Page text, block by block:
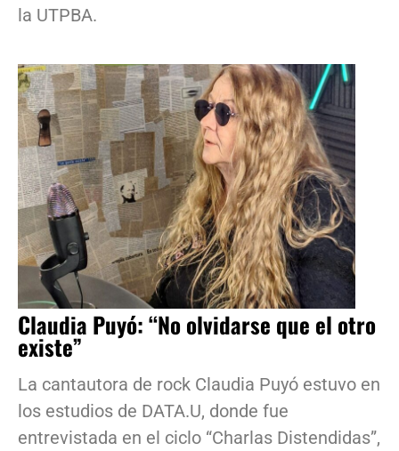
la UTPBA.
Claudia Puyó: “No olvidarse que el otro
existe”
La cantautora de rock Claudia Puyó estuvo en
los estudios de DATA.U, donde fue
entrevistada en el ciclo “Charlas Distendidas”,